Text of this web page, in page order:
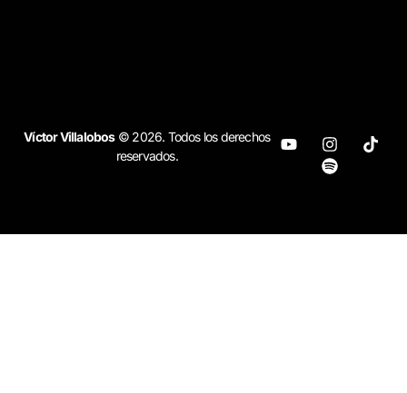
Víctor Villalobos© 2026. Todos los derechos
reservados.